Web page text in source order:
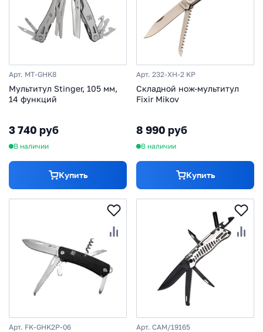
Арт. MT-GHK8
Мультитул Stinger, 105 мм,
14 функций
3 740 руб
В наличии
Купить
Арт. 232-XH-2 KP
Складной нож-мультитул
Fixir Mikov
8 990 руб
В наличии
Купить
Арт. FK-GHK2P-06 Арт. CAM/19165